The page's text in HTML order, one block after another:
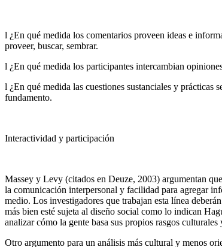
l ¿En qué medida los comentarios proveen ideas e
proveer, buscar, sembrar.
l ¿En qué medida los participantes intercambian
l ¿En qué medida las cuestiones sustanciales y
fundamento.
Interactividad y participación
Massey y Levy (citados en Deuze, 2003) argumentan
la comunicación interpersonal y facilidad para agregar
medio. Los investigadores que trabajan esta línea
más bien esté sujeta al diseño social como lo indican
analizar cómo la gente basa sus propios rasgos
Otro argumento para un análisis más cultural y menos